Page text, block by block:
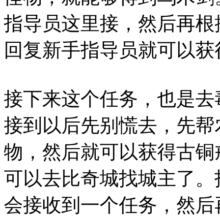
指导员这里接，然后再
回复新手指导员就可以
接下来这个任务，也是
接到以后先别慌去，先
物，然后就可以获得古
可以去比奇城找城主了
会接收到一个任务，然